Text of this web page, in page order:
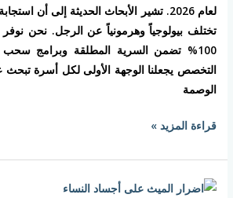
لعام 2026. تشير الأبحاث الحديثة إلى أن
تختلف بيولوجياً وهرمونياً عن الرجل. نحن نوفر
100% تضمن السرية المطلقة وبرامج
التخصص يجعلنا الوجهة الأولى لكل أسرة تبحث
الوصمة
|
مستشفى
فيوتشر
للتعافي
قراءة المزيد »
اضرار